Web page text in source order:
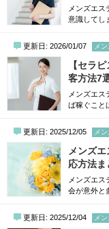
メンズエ
意識してし
はなく、
そしてマ
したセラ
店舗で長く
更新日: 2026/01/07 メ
【セラ
客方法7
メンズエ
ば稼ぐこと
情。メン
力によっ
の記事で
やすくまと
更新日: 2025/12/05 メ
メンズ
応方法ま
メンズエ
会が意外と
ん。そこ
きの基本
更新日: 2025/12/04 メ